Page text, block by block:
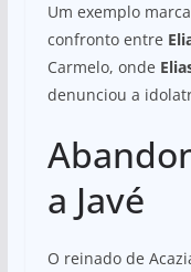
Um exemplo
confronto entre
Carmelo, onde
denunciou a
a Javé
O reinado de